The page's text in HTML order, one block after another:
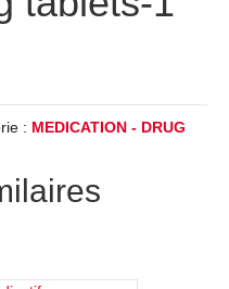
: MEDICATION - DRUG